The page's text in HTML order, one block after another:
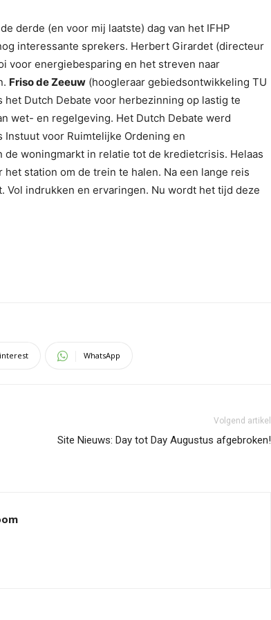
derde (en voor mij laatste) dag van het IFHP
interessante sprekers. Herbert Girardet (directeur
voor energiebesparing en het streven naar
Friso de Zeeuw (hoogleraar gebiedsontwikkeling TU
Dutch Debate voor herbezinning op lastig te
wet- en regelgeving. Het Dutch Debate werd
Instuut voor Ruimtelijke Ordening en
woningmarkt in relatie tot de kredietcrisis. Helaas
station om de trein te halen. Na een lange reis
Vol indrukken en ervaringen. Nu wordt het tijd deze
WhatsApp
Volgend artikel
Site Nieuws: Day tot Day Augustus afgebroken!